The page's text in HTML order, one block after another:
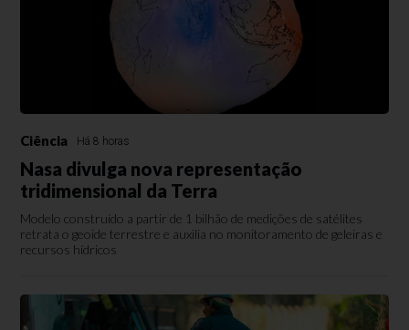
Ciência Há 8 horas
Nasa divulga nova representação
tridimensional da Terra
Modelo construído a partir de 1 bilhão de medições de satélites
retrata o geoide terrestre e auxilia no monitoramento de geleiras e
recursos hídricos